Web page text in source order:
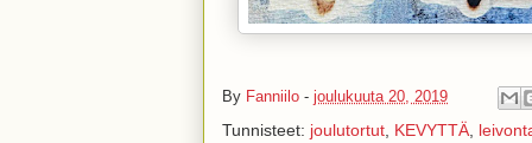
By Fanniilo - joulukuuta 20, 2019
Tunnisteet: joulutortut KEVYTTÄ